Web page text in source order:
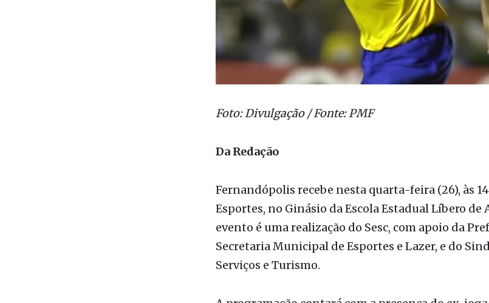
Foto: Divulgação / Fonte: PMF
Da Redação
Fernandópolis recebe nesta quarta-feira (26), às
Esportes, no Ginásio da Escola Estadual Líbero de
evento é uma realização do Sesc, com apoio da
Secretaria Municipal de Esportes e Lazer, e do
Serviços e Turismo.